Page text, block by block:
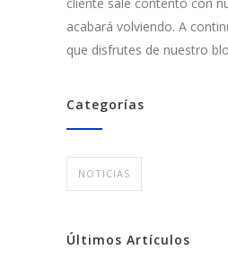
cliente sale contento con
acabará volviendo. A
que disfrutes de nuestro
Categorías
NOTICIAS
Últimos Artículos